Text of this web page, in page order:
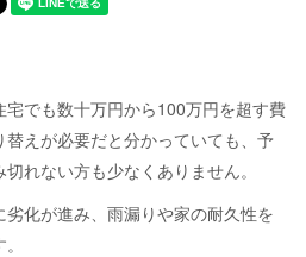
でも数十万円から100万円を超す費
えが必要だと分かっていても、予
れない方も少なくありません。
化が進み、雨漏りや家の耐久性を